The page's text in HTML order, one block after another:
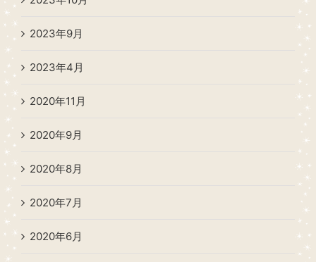
2023年9月
2023年4月
2020年11月
2020年9月
2020年8月
2020年7月
2020年6月